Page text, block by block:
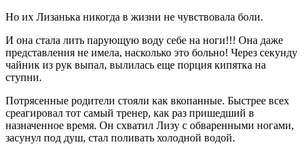
Но их Лизанька никогда в жизни не чувствовала боли.
И она стала лить парующую воду себе на ноги!!! Она даже
представления не имела, насколько это больно! Через секунду
чайник из рук выпал, вылилась еще порция кипятка на
ступни.
Потрясенные родители стояли как вкопанные. Быстрее всех
среагировал тот самый тренер, как раз пришедший в
назначенное время. Он схватил Лизу с обваренными ногами,
засунул под душ, стал поливать холодной водой.